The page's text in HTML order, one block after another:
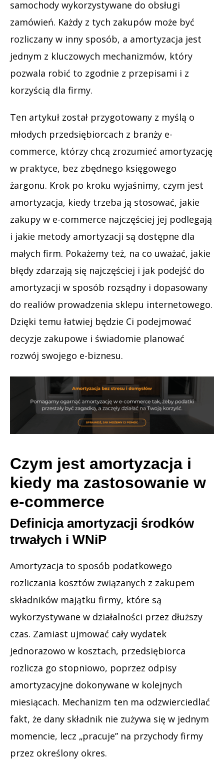
samochody wykorzystywane do obsługi
zamówień. Każdy z tych zakupów może być
rozliczany w inny sposób, a amortyzacja jest
jednym z kluczowych mechanizmów, który
pozwala robić to zgodnie z przepisami i z
korzyścią dla firmy.
Ten artykuł został przygotowany z myślą o
młodych przedsiębiorcach z branży e-
commerce, którzy chcą zrozumieć amortyzację
w praktyce, bez zbędnego księgowego
żargonu. Krok po kroku wyjaśnimy, czym jest
amortyzacja, kiedy trzeba ją stosować, jakie
zakupy w e-commerce najczęściej jej podlegają
i jakie metody amortyzacji są dostępne dla
małych firm. Pokażemy też, na co uważać, jakie
błędy zdarzają się najczęściej i jak podejść do
amortyzacji w sposób rozsądny i dopasowany
do realiów prowadzenia sklepu internetowego.
Dzięki temu łatwiej będzie Ci podejmować
decyzje zakupowe i świadomie planować
rozwój swojego e-biznesu.
Czym jest amortyzacja i
kiedy ma zastosowanie w
e-commerce
Definicja amortyzacji środków
trwałych i WNiP
Amortyzacja to sposób podatkowego
rozliczania kosztów związanych z zakupem
składników majątku firmy, które są
wykorzystywane w działalności przez dłuższy
czas. Zamiast ujmować cały wydatek
jednorazowo w kosztach, przedsiębiorca
rozlicza go stopniowo, poprzez odpisy
amortyzacyjne dokonywane w kolejnych
miesiącach. Mechanizm ten ma odzwierciedlać
fakt, że dany składnik nie zużywa się w jednym
momencie, lecz „pracuje” na przychody firmy
przez określony okres.